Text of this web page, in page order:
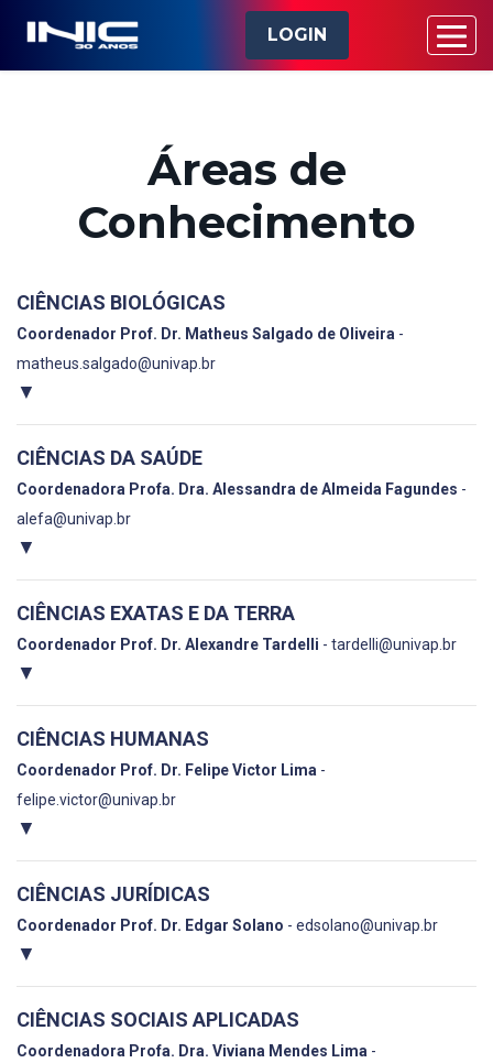
LOGIN
Áreas de
Conhecimento
CIÊNCIAS BIOLÓGICAS
Coordenador Prof. Dr. Matheus Salgado de Oliveira -
matheus.salgado@univap.br
▼
CIÊNCIAS DA SAÚDE
Coordenadora Profa. Dra. Alessandra de Almeida Fagundes -
alefa@univap.br
▼
CIÊNCIAS EXATAS E DA TERRA
Coordenador Prof. Dr. Alexandre Tardelli - tardelli@univap.br
▼
CIÊNCIAS HUMANAS
Coordenador Prof. Dr. Felipe Victor Lima -
felipe.victor@univap.br
▼
CIÊNCIAS JURÍDICAS
Coordenador Prof. Dr. Edgar Solano - edsolano@univap.br
▼
CIÊNCIAS SOCIAIS APLICADAS
Coordenadora Profa. Dra. Viviana Mendes Lima -